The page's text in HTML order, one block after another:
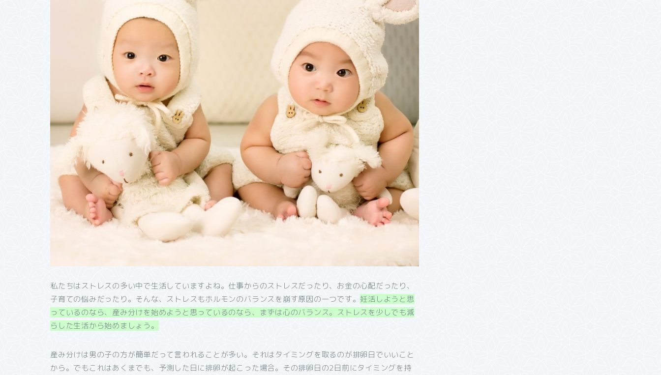
私たちはストレスの多い中で生活していますよね。仕事からのストレスだったり、お金の心配だったり、
子育ての悩みだったり。そんな、ストレスもホルモンのバランスを崩す原因の一つです。 妊活しようと思
っているのなら、産み分けを始めようと思っているのなら、まずは心のバランス。ストレスを少しでも減
らした生活から始めましょう。
産み分けは男の子の方が簡単だって言われることが多い。それはタイミングを取るのが排卵日でいいこと
から。でもこれはあくまでも、予測した日に排卵が起こった場合。その排卵日の2日前にタイミングを持